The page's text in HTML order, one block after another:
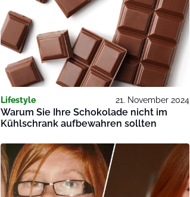
Lifestyle 21. November 2024
Warum Sie Ihre Schokolade nicht im
Kühlschrank aufbewahren sollten